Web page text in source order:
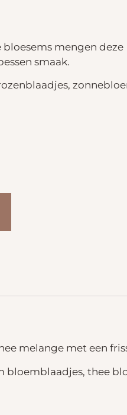
mengen deze
smaak.
melange met een
bloemblaadjes, thee